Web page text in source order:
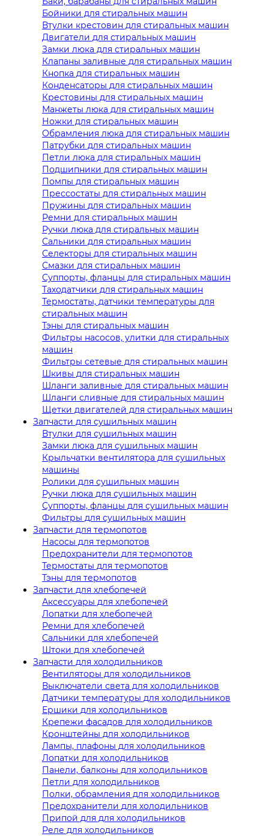
Бойники для стиральных машин
Втулки крестовин для стиральных машин
Двигатели для стиральных машин
Замки люка для стиральных машин
Клапаны заливные для стиральных машин
Кнопка для стиральных машин
Конденсаторы для стиральных машин
Крестовины для стиральных машин
Манжеты люка для стиральных машин
Ножки для стиральных машин
Обрамления люка для стиральных машин
Патрубки для стиральных машин
Петли люка для стиральных машин
Подшипники для стиральных машин
Помпы для стиральных машин
Прессостаты для стиральных машин
Пружины для стиральных машин
Ремни для стиральных машин
Ручки люка для стиральных машин
Сальники для стиральных машин
Селекторы для стиральных машин
Смазки для стиральных машин
Суппорты, фланцы для стиральных машин
Таходатчики для стиральных машин
Термостаты, датчики температуры для
стиральных машин
Тэны для стиральных машин
Фильтры насосов, улитки для стиральных
машин
Фильтры сетевые для стиральных машин
Шкивы для стиральных машин
Шланги заливные для стиральных машин
Шланги сливные для стиральных машин
Щетки двигателей для стиральных машин
Запчасти для сушильных машин
Втулки для сушильных машин
Замки люка для сушильных машин
Крыльчатки вентилятора для сушильных
машины
Ролики для сушильных машин
Ручки люка для сушильных машин
Суппорты, фланцы для сушильных машин
Фильтры для сушильных машин
Запчасти для термопотов
Насосы для термопотов
Предохранители для термопотов
Термостаты для термопотов
Тэны для термопотов
Запчасти для хлебопечей
Аксессуары для хлебопечей
Лопатки для хлебопечей
Ремни для хлебопечей
Сальники для хлебопечей
Штоки для хлебопечей
Запчасти для холодильников
Вентиляторы для холодильников
Выключатели света для холодильников
Датчики температуры для холодильников
Ершики для холодильников
Крепежи фасадов для холодильников
Кронштейны для холодильников
Лампы, плафоны для холодильников
Лопатки для холодильников
Панели, балконы для холодильников
Петли для холодильников
Полки, обрамления для холодильников
Предохранители для холодильников
Припой для для холодильников
Реле для холодильников